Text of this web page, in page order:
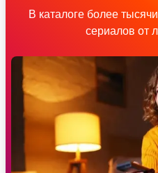
В каталоге более
сериалов от